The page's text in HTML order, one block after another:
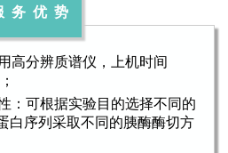
务 优 势
高分辨质谱仪，上机时间
：可根据实验目的选择不同的
白序列采取不同的胰酶酶切方